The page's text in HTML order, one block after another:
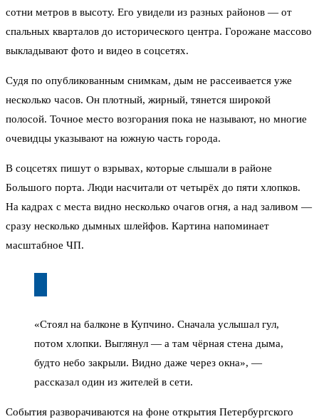
сотни метров в высоту. Его увидели из разных районов — от
спальных кварталов до исторического центра. Горожане массово
выкладывают фото и видео в соцсетях.
Судя по опубликованным снимкам, дым не рассеивается уже
несколько часов. Он плотный, жирный, тянется широкой
полосой. Точное место возгорания пока не называют, но многие
очевидцы указывают на южную часть города.
В соцсетях пишут о взрывах, которые слышали в районе
Большого порта. Люди насчитали от четырёх до пяти хлопков.
На кадрах с места видно несколько очагов огня, а над заливом —
сразу несколько дымных шлейфов. Картина напоминает
масштабное ЧП.
«Стоял на балконе в Купчино. Сначала услышал гул,
потом хлопки. Выглянул — а там чёрная стена дыма,
будто небо закрыли. Видно даже через окна», —
рассказал один из жителей в сети.
События разворачиваются на фоне открытия Петербургского